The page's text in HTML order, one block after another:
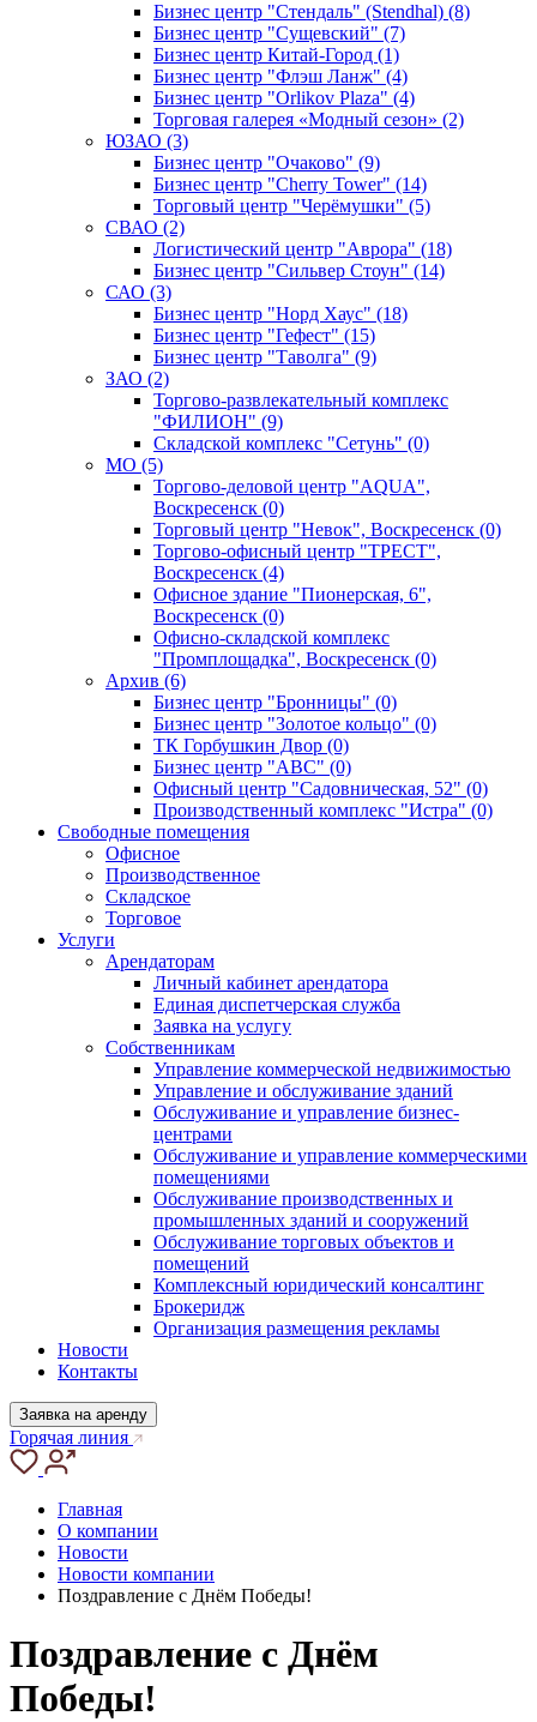
Бизнес центр "Стендаль" (Stendhal) (8)
Бизнес центр "Сущевский" (7)
Бизнес центр Китай-Город (1)
Бизнес центр "Флэш Ланж" (4)
Бизнес центр "Orlikov Plaza" (4)
Торговая галерея «Модный сезон» (2)
ЮЗАО (3)
Бизнес центр "Очаково" (9)
Бизнес центр "Cherry Tower" (14)
Торговый центр "Черёмушки" (5)
СВАО (2)
Логистический центр "Аврора" (18)
Бизнес центр "Сильвер Стоун" (14)
САО (3)
Бизнес центр "Норд Хаус" (18)
Бизнес центр "Гефест" (15)
Бизнес центр "Таволга" (9)
ЗАО (2)
Торгово-развлекательный комплекс
"ФИЛИОН" (9)
Складской комплекс "Сетунь" (0)
MO (5)
Торгово-деловой центр "AQUA",
Воскресенск (0)
Торговый центр "Невок", Воскресенск (0)
Торгово-офисный центр "ТРЕСТ",
Воскресенск (4)
Офисное здание "Пионерская, 6",
Воскресенск (0)
Офисно-складской комплекс
"Промплощадка", Воскресенск (0)
Архив (6)
Бизнес центр "Бронницы" (0)
Бизнес центр "Золотое кольцо" (0)
ТК Горбушкин Двор (0)
Бизнес центр "АВС" (0)
Офисный центр "Садовническая, 52" (0)
Производственный комплекс "Истра" (0)
Свободные помещения
Офисное
Производственное
Складское
Торговое
Услуги
Арендаторам
Личный кабинет арендатора
Единая диспетчерская служба
Заявка на услугу
Собственникам
Управление коммерческой недвижимостью
Управление и обслуживание зданий
Обслуживание и управление бизнес-
центрами
Обслуживание и управление коммерческими
помещениями
Обслуживание производственных и
промышленных зданий и сооружений
Обслуживание торговых объектов и
помещений
Комплексный юридический консалтинг
Брокеридж
Организация размещения рекламы
Новости
Контакты
Заявка на аренду
Горячая линия
Главная
О компании
Новости
Новости компании
Поздравление с Днём Победы!
Поздравление с Днём
Победы!